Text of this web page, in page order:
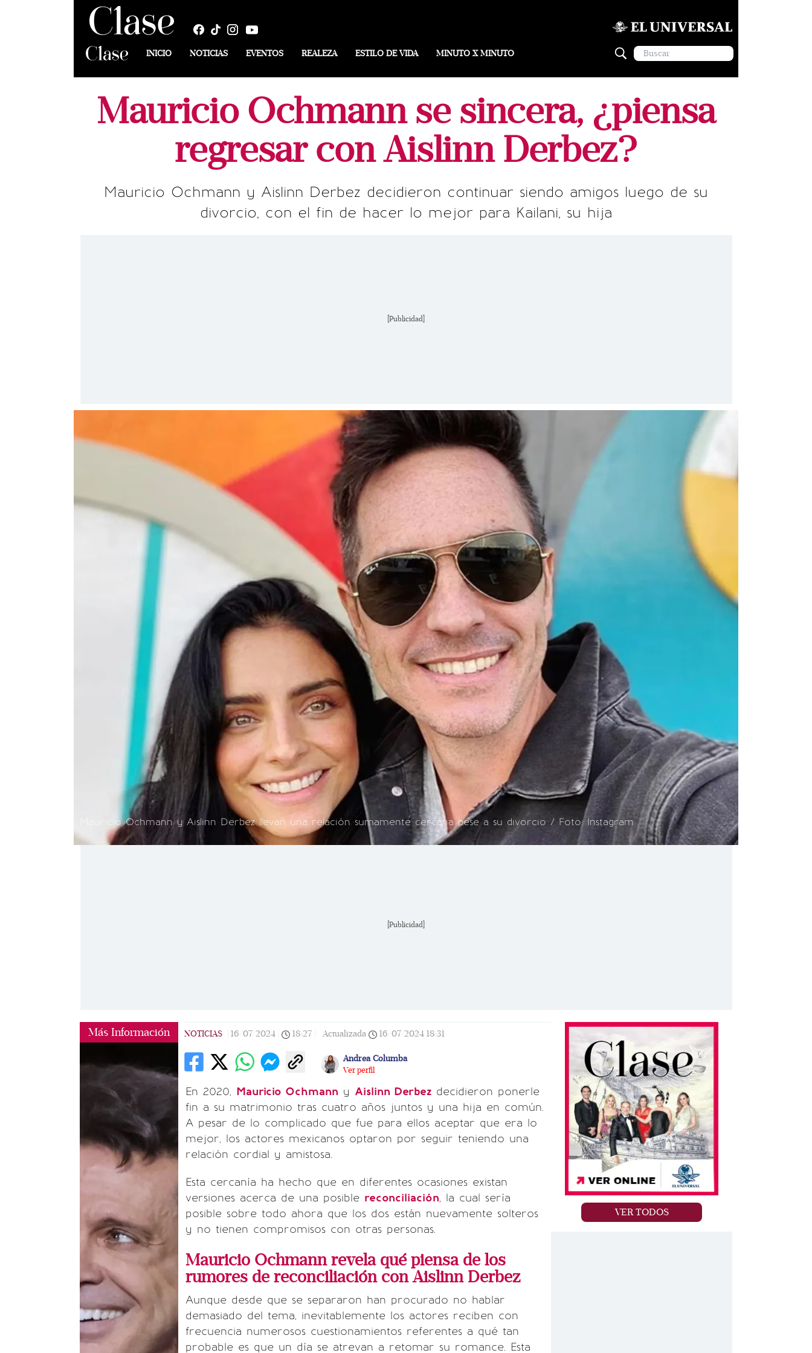
INICIO NOTICIAS EVENTOS REALEZA ESTILO DE VIDA MINUTO X MINUTO
Mauricio Ochmann se sincera, ¿piensa
regresar con Aislinn Derbez?
Mauricio Ochmann y Aislinn Derbez decidieron continuar siendo amigos luego de su
divorcio, con el fin de hacer lo mejor para Kailani, su hija
[Publicidad]
Mauricio Ochmann y Aislinn Derbez llevan una relación sumamente cercana pese a su divorcio / Foto: Instagram
[Publicidad]
Más Información NOTICIAS 16/07/2024 18:27 Actualizada 16/07/2024 18:31
Andrea Columba
Ver perfil
En 2020, Mauricio Ochmann y Aislinn Derbez decidieron ponerle
fin a su matrimonio tras cuatro años juntos y una hija en común.
A pesar de lo complicado que fue para ellos aceptar que era lo
mejor, los actores mexicanos optaron por seguir teniendo una
relación cordial y amistosa.
Esta cercanía ha hecho que en diferentes ocasiones existan
versiones acerca de una posible reconciliación, la cual sería
posible sobre todo ahora que los dos están nuevamente solteros
y no tienen compromisos con otras personas.
Mauricio Ochmann revela qué piensa de los
rumores de reconciliación con Aislinn Derbez
Aunque desde que se separaron han procurado no hablar
demasiado del tema, inevitablemente los actores reciben con
frecuencia numerosos cuestionamientos referentes a qué tan
probable es que un día se atrevan a retomar su romance. Esta
VER TODOS